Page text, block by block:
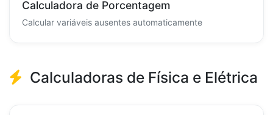
Calculadora de Porcentagem
Calcular variáveis ausentes automaticamente
Calculadoras de Física e Elétrica